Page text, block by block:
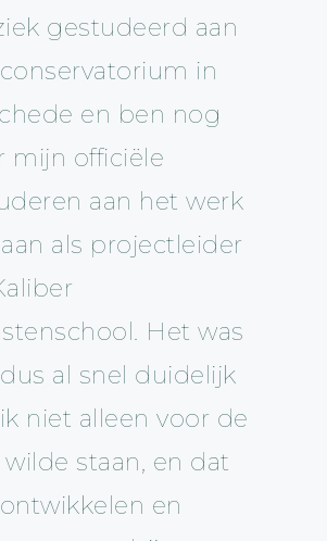
gestudeerd aan
in
en ben nog
mijn officiële
aan het werk
als projectleider
Het was
al snel duidelijk
niet alleen voor de
wilde staan, en dat
en